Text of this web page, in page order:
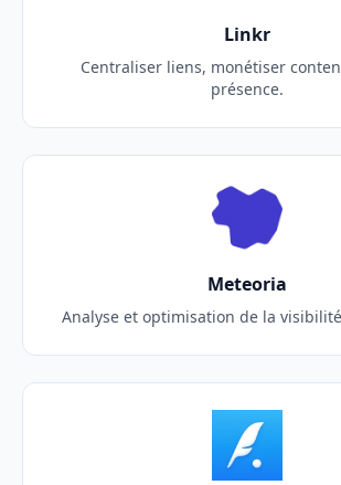
Linkr
Centraliser liens, monétiser
présence.
Meteoria
Analyse et optimisation de la